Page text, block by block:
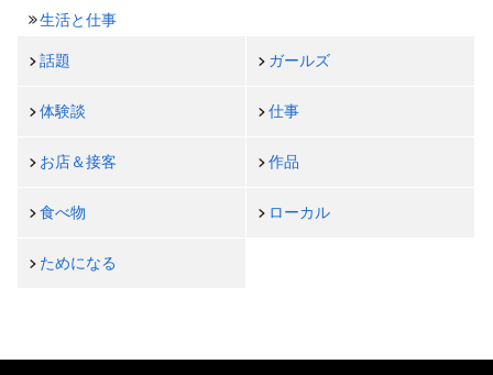
生活と仕事
話題 ガールズ
体験談 仕事
お店＆接客 作品
食べ物 ローカル
ためになる